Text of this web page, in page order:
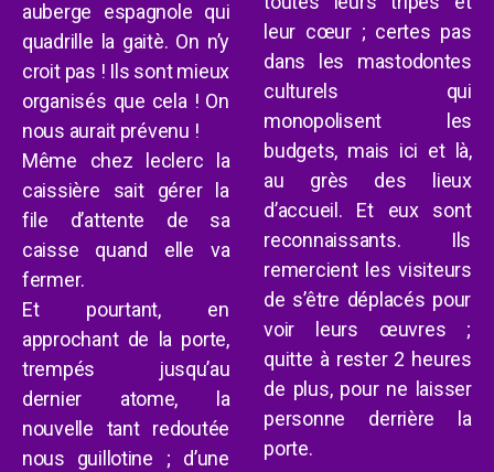
auberge espagnole qui
quadrille la gaitè. On n’y
croit pas ! Ils sont mieux
organisés que cela ! On
nous aurait prévenu !
Même chez leclerc la
caissière sait gérer la
file d’attente de sa
caisse quand elle va
fermer.
Et pourtant, en
approchant de la porte,
trempés jusqu’au
dernier atome,
la
nouvelle tant redoutée
nous guillotine ; d’une
leur cœur ; certes pas
dans les mastodontes
culturels qui
monopolisent les
budgets, mais ici et là,
au grès des lieux
d’accueil. Et eux sont
reconnaissants. Ils
remercient les visiteurs
de s’être déplacés pour
voir leurs œuvres ;
quitte à rester 2 heures
de plus, pour ne laisser
personne derrière la
porte.